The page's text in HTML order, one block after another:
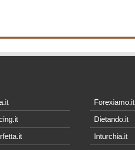
Forexiamo.it
Dietando.it
Inturchia.it